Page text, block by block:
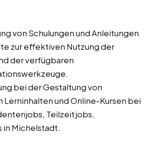
von Schulungen und Anleitungen
zur effektiven Nutzung der
der verfügbaren
bei der Gestaltung von
Lerninhalten und Online-Kursen bei
Teilzeitjobs,
Michelstadt.